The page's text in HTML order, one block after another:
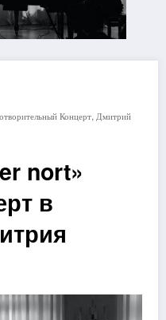
Концерт, Дмитрий
nort»
в